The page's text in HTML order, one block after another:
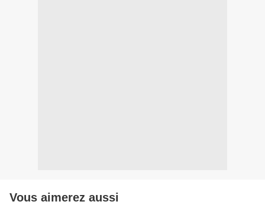
Vous aimerez aussi